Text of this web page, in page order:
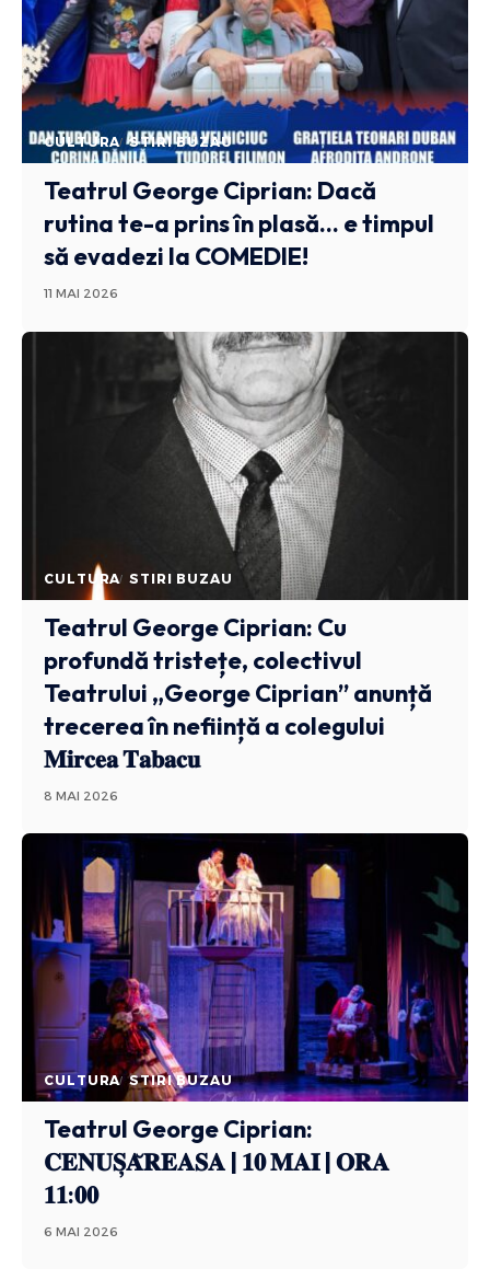
CULTURA STIRI BUZAU
Teatrul George Ciprian: Dacă
rutina te-a prins în plasă… e timpul
să evadezi la COMEDIE!
11 MAI 2026
CULTURA STIRI BUZAU
Teatrul George Ciprian: Cu
profundă tristețe, colectivul
Teatrului „George Ciprian” anunță
trecerea în neființă a colegului
𝐌𝐢𝐫𝐜𝐞𝐚 𝐓𝐚𝐛𝐚𝐜𝐮
8 MAI 2026
CULTURA STIRI BUZAU
Teatrul George Ciprian:
𝐂𝐄𝐍𝐔𝐒̦𝐀̆𝐑𝐄𝐀𝐒𝐀 | 𝟏𝟎 𝐌𝐀𝐈 | 𝐎𝐑𝐀
𝟏𝟏:𝟎𝟎
6 MAI 2026